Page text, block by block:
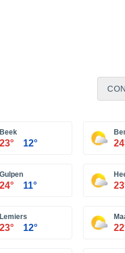
Beek
23° 12°
Gulpen
24° 11°
Lemiers
23° 12°